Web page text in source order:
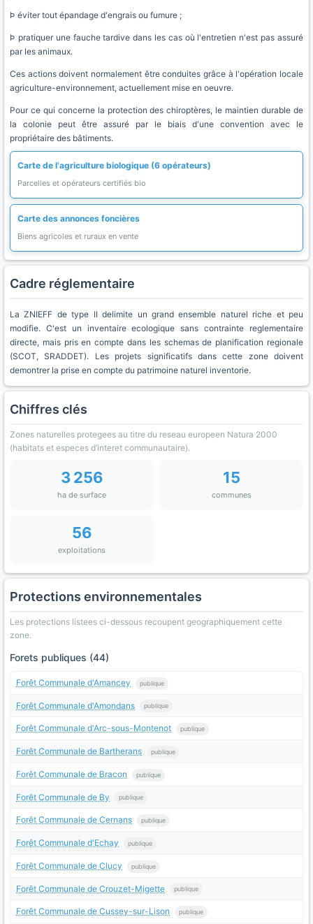
Þ éviter tout épandage d'engrais ou fumure ;
Þ pratiquer une fauche tardive dans les cas où l'entretien n'est pas assuré
par les animaux.
Ces actions doivent normalement être conduites grâce à l'opération locale
agriculture-environnement, actuellement mise en oeuvre.
Pour ce qui concerne la protection des chiroptères, le maintien durable de
la colonie peut être assuré par le biais d'une convention avec le
propriétaire des bâtiments.
Carte de l'agriculture biologique (6 opérateurs)
Parcelles et opérateurs certifiés bio
Carte des annonces foncières
Biens agricoles et ruraux en vente
Cadre réglementaire
La ZNIEFF de type II delimite un grand ensemble naturel riche et peu
modifie. C'est un inventaire ecologique sans contrainte reglementaire
directe, mais pris en compte dans les schemas de planification regionale
(SCOT, SRADDET). Les projets significatifs dans cette zone doivent
demontrer la prise en compte du patrimoine naturel inventorie.
Chiffres clés
Zones naturelles protegees au titre du reseau europeen Natura 2000
(habitats et especes d’interet communautaire).
3 256
ha de surface
15
communes
56
exploitations
Protections environnementales
Les protections listees ci-dessous recoupent geographiquement cette
zone.
Forets publiques (44)
Forêt Communale d'Amancey publique
Forêt Communale d'Amondans publique
Forêt Communale d'Arc-sous-Montenot publique
Forêt Communale de Bartherans publique
Forêt Communale de Bracon publique
Forêt Communale de By publique
Forêt Communale de Cernans publique
Forêt Communale d'Echay publique
Forêt Communale de Clucy publique
Forêt Communale de Crouzet-Migette publique
Forêt Communale de Cussey-sur-Lison publique